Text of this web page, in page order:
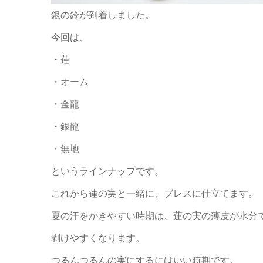
銀の鈴が到着しました。
今回は、
・蓮
・オーム
・金龍
・銀龍
・無地
というラインナップです。
これから蓮の実と一緒に、ブレスに仕立てます。
夏の汗をかきやすい時期は、蓮の実の薄皮が水分
剥けやすくなります。
つるんつるんの実にするにはいい時期です。